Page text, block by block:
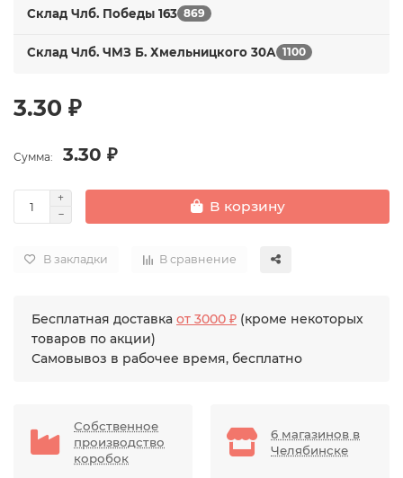
Склад Члб. Победы 163 869
Склад Члб. ЧМЗ Б. Хмельницкого 30А 1100
3.30 ₽
Сумма: 3.30 ₽
В корзину
В закладки В сравнение
Бесплатная доставка от 3000 ₽ (кроме некоторых
товаров по акции)
Самовывоз в рабочее время, бесплатно
Собственное
производство
коробок
6 магазинов в
Челябинске